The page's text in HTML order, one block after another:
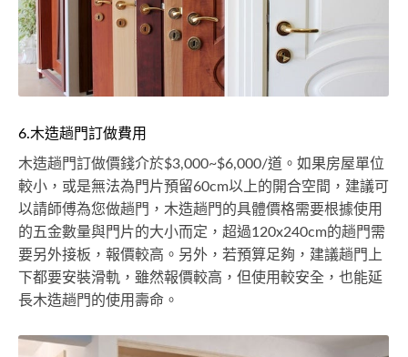
6.木造趟門訂做費用
木造趟門訂做價錢介於$3,000~$6,000/道。如果房屋單位
較小，或是無法為門片預留60cm以上的開合空間，建議可
以請師傅為您做趟門，木造趟門的具體價格需要根據使用
的五金數量與門片的大小而定，超過120x240cm的趟門需
要另外接板，報價較高。另外，若預算足夠，建議趟門上
下都要安裝滑軌，雖然報價較高，但使用較安全，也能延
長木造趟門的使用壽命。